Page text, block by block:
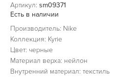
Артикул: sm09371
Есть в наличии
Производитель: Nike
Коллекция: Kyrie
Цвет: черные
Материал верха: нейлон
Внутренний материал: текстиль